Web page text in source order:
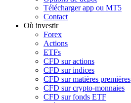
Télécharger app ou MT5
Contact
Où investir
Forex
Actions
ETFs
CFD sur actions
CFD sur indices
CFD sur matières premières
CFD sur crypto-monnaies
CFD sur fonds ETF